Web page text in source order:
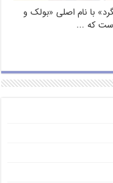
با نام اصلی «بولک و
است که …